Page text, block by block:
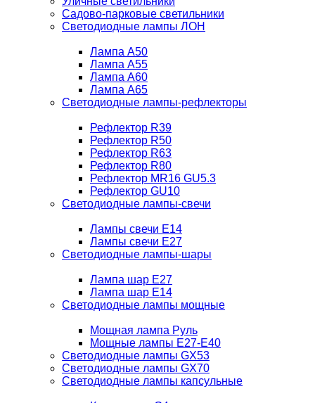
Садово-парковые светильники
Светодиодные лампы ЛОН
Лампа A50
Лампа A55
Лампа A60
Лампа A65
Светодиодные лампы-рефлекторы
Рефлектор R39
Рефлектор R50
Рефлектор R63
Рефлектор R80
Рефлектор MR16 GU5.3
Рефлектор GU10
Светодиодные лампы-свечи
Лампы свечи Е14
Лампы свечи Е27
Светодиодные лампы-шары
Лампа шар E27
Лампа шар Е14
Светодиодные лампы мощные
Мощная лампа Руль
Мощные лампы E27-E40
Светодиодные лампы GX53
Светодиодные лампы GX70
Светодиодные лампы капсульные